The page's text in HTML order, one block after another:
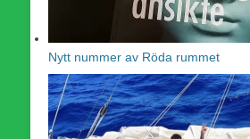
Nytt nummer av Röda rummet